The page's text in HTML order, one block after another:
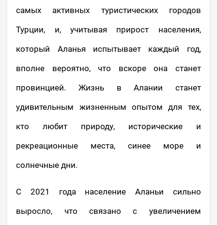
самых активных туристических городов
Турции, и, учитывая прирост населения,
который Аланья испытывает каждый год,
вполне вероятно, что вскоре она станет
провинцией. Жизнь в Алании станет
удивительным жизненным опытом для тех,
кто любит природу, исторические и
рекреационные места, синее море и
солнечные дни.
С 2021 года население Аланьи сильно
выросло, что связано с увеличением